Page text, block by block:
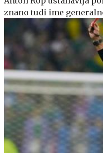
znano tudi ime